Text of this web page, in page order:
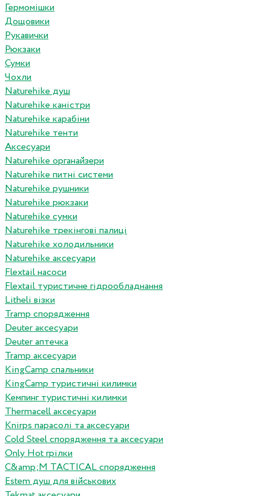
Гермомішки
Дощовики
Рукавички
Рюкзаки
Сумки
Чохли
Naturehike душ
Naturehike каністри
Naturehike карабіни
Naturehike тенти
Аксесуари
Naturehike органайзери
Naturehike питні системи
Naturehike рушники
Naturehike рюкзаки
Naturehike сумки
Naturehike трекінгові палиці
Naturehike холодильники
Naturehike аксесуари
Flextail насоси
Flextail туристичне гідрообладнання
Litheli візки
Tramp спорядження
Deuter аксесуари
Deuter аптечка
Tramp аксесуари
KingCamp спальники
KingCamp туристичні килимки
Кемпинг туристичні килимки
Thermacell аксесуари
Knirps парасолі та аксесуари
Cold Steel спорядження та аксесуари
Only Hot грілки
C&amp;M TACTICAL спорядження
Estem душ для військових